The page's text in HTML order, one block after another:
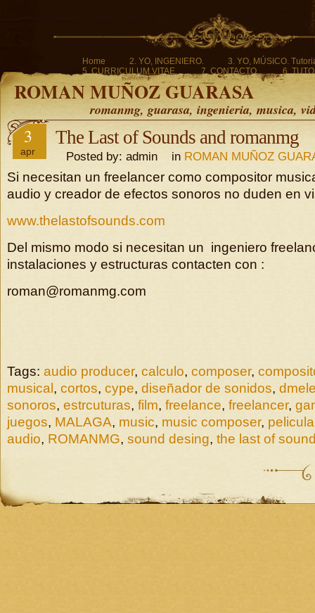
Home 2. YO, INGENIERO.
3. YO, MÚSICO.
5. CURRICULUM VITAE.
7. CONTACTO. 6.
ROMAN MUÑOZ GUARASA
romanmg, guarasa, ingenieria, musica,
3
apr
The Last of Sounds and romanmg
Posted by: admin in ROMAN MUÑOZ
Si necesitan un freelancer como compositor
audio y creador de efectos sonoros no duden en
www.thelastofsounds.com
Del mismo modo si necesitan un ingeniero
instalaciones y estructuras contacten con :
roman@romanmg.com
Tags: audio producer, calculo, composer,
musical , cortos, cype, diseñador de sonidos,
sonoros, estrcuturas, film, freelance, freelancer,
juegos, MALAGA, music, music composer,
audio, ROMANMG, sound desing, the last of